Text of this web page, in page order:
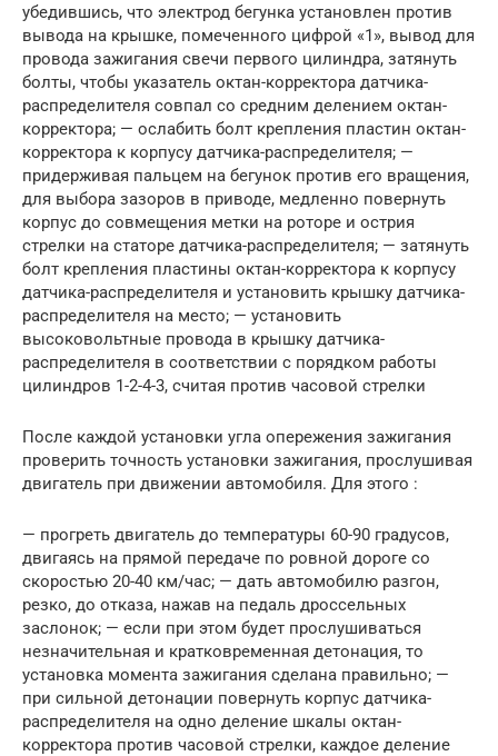
убедившись, что электрод бегунка установлен против
вывода на крышке, помеченного цифрой «1», вывод для
провода зажигания свечи первого цилиндра, затянуть
болты, чтобы указатель октан-корректора датчика-
распределителя совпал со средним делением октан-
корректора; — ослабить болт крепления пластин октан-
корректора к корпусу датчика-распределителя; —
придерживая пальцем на бегунок против его вращения,
для выбора зазоров в приводе, медленно повернуть
корпус до совмещения метки на роторе и острия
стрелки на статоре датчика-распределителя; — затянуть
болт крепления пластины октан-корректора к корпусу
датчика-распределителя и установить крышку датчика-
распределителя на место; — установить
высоковольтные провода в крышку датчика-
распределителя в соответствии с порядком работы
цилиндров 1-2-4-3, считая против часовой стрелки
После каждой установки угла опережения зажигания
проверить точность установки зажигания, прослушивая
двигатель при движении автомобиля. Для этого :
— прогреть двигатель до температуры 60-90 градусов,
двигаясь на прямой передаче по ровной дороге со
скоростью 20-40 км/час; — дать автомобилю разгон,
резко, до отказа, нажав на педаль дроссельных
заслонок; — если при этом будет прослушиваться
незначительная и кратковременная детонация, то
установка момента зажигания сделана правильно; —
при сильной детонации повернуть корпус датчика-
распределителя на одно деление шкалы октан-
корректора против часовой стрелки, каждое деление